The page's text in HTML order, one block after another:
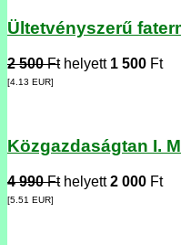
Ültetvényszerű
2 500 Fthelyett 1 500 Ft
[4.13 EUR]
Közgazdaságtan I.
4 990 Fthelyett2 000 Ft
[5.51 EUR]